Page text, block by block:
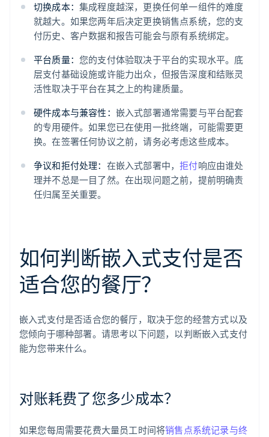
切换成本： 集成程度越深，更换任何单一组件的难度
就越大。如果您两年后决定更换销售点系统，您的支
付历史、客户数据和报告可能会与原有系统绑定。
平台质量： 您的支付体验取决于平台的实现水平。底
层支付基础设施或许能力出众，但报告深度和结账灵
活性取决于平台在其之上的构建质量。
硬件成本与兼容性： 嵌入式部署通常需要与平台配套
的专用硬件。如果您已在使用一批终端，可能需要更
换。在签署任何协议之前，请务必考虑这些成本。
争议和拒付处理： 在嵌入式部署中，拒付响应由谁处
理并不总是一目了然。在出现问题之前，提前明确责
任归属至关重要。
如何判断嵌入式支付是否
适合您的餐厅？
嵌入式支付是否适合您的餐厅，取决于您的经营方式以及
您倾向于哪种部署。请思考以下问题，以判断嵌入式支付
能为您带来什么。
对账耗费了您多少成本？
如果您每周需要花费大量员工时间将销售点系统记录与终